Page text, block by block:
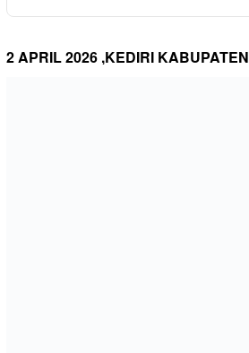
2 APRIL 2026 ,KEDIRI KABUPATEN